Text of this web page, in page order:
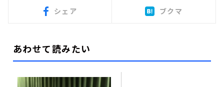
シェア ブクマ
あわせて読みたい